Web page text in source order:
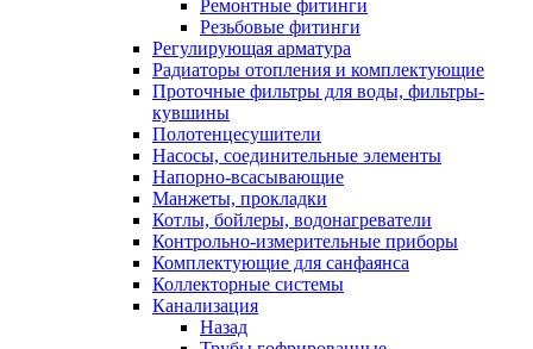
Ремонтные фитинги
Резьбовые фитинги
Регулирующая арматура
Радиаторы отопления и комплектующие
Проточные фильтры для воды, фильтры-
кувшины
Полотенцесушители
Насосы, соединительные элементы
Напорно-всасывающие
Манжеты, прокладки
Котлы, бойлеры, водонагреватели
Контрольно-измерительные приборы
Комплектующие для санфаянса
Коллекторные системы
Канализация
Назад